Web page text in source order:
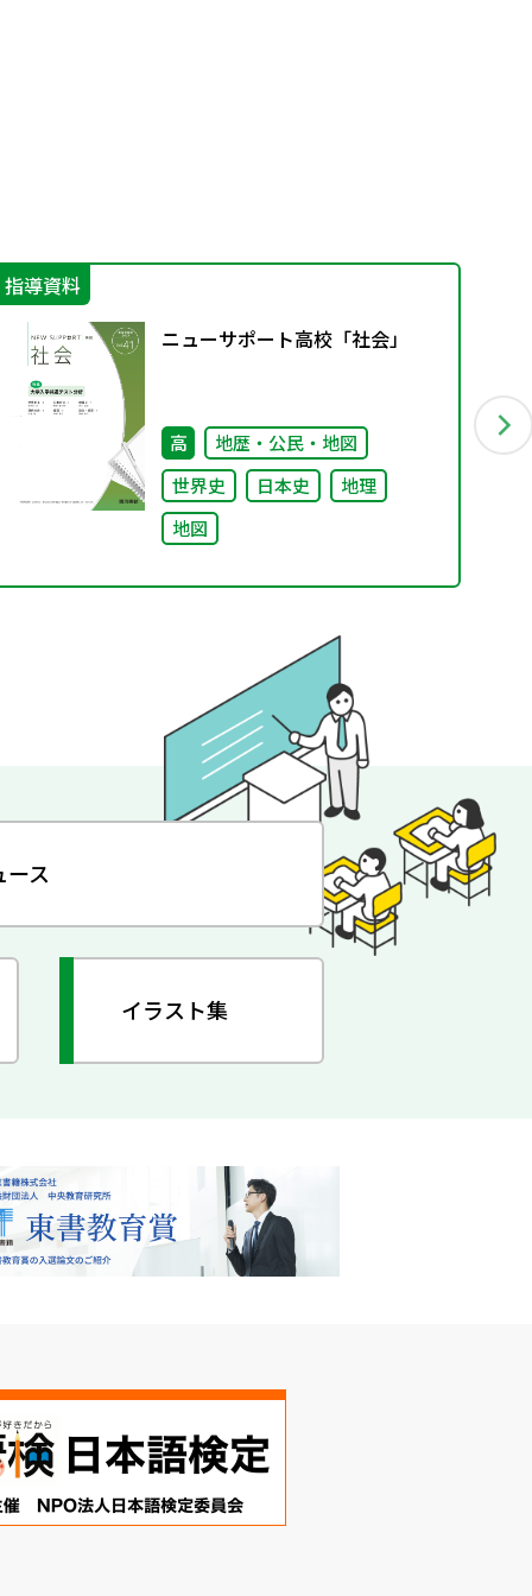
指導資料
ニューサポート高校「社会」
高
地歴・公民・地図
世界史
日本史
地理
地図
ース
イラスト集